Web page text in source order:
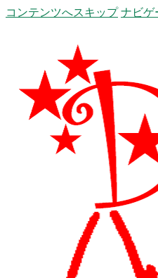
コンテンツへスキップ ナビゲ